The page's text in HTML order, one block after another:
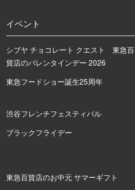
イベント
シブヤ チョコレート クエスト 東急百
貨店のバレンタインデー 2026
東急フードショー誕生25周年
渋谷フレンチフェスティバル
ブラックフライデー
東急百貨店のお中元 サマーギフト